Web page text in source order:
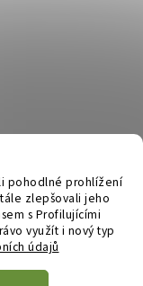
pohodlné prohlížení
zlepšovali jeho
s Profilujícími
využít i nový typ
údajů